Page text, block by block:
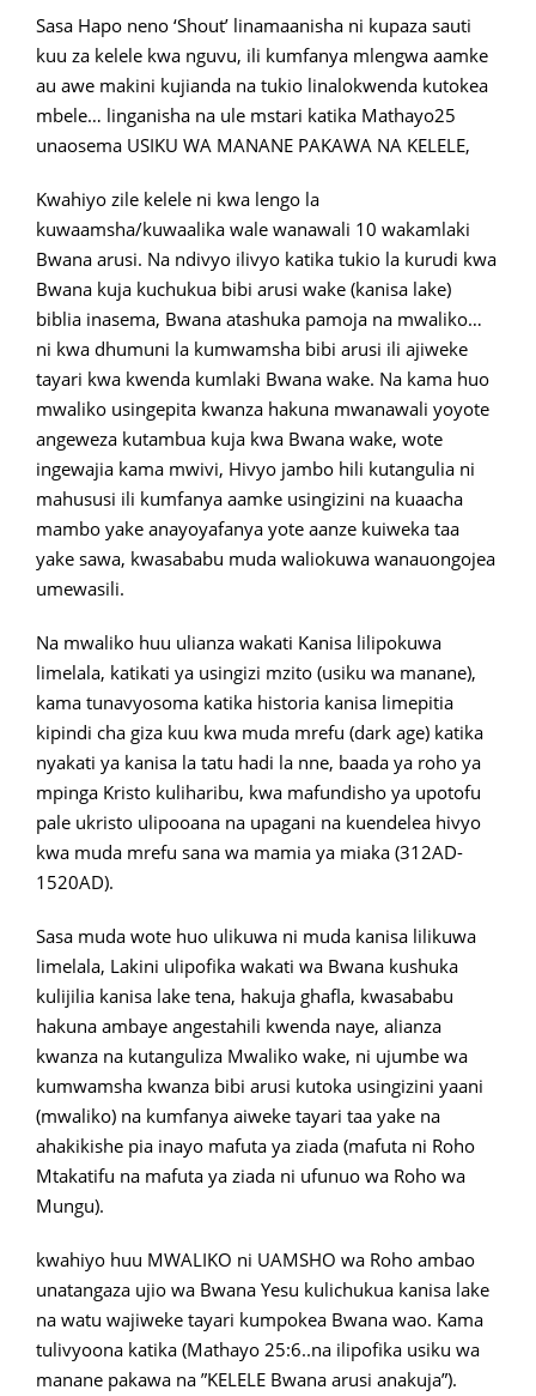
Sasa Hapo neno ‘Shout’ linamaanisha ni kupaza sauti
kuu za kelele kwa nguvu, ili kumfanya mlengwa aamke
au awe makini kujianda na tukio linalokwenda kutokea
mbele… linganisha na ule mstari katika Mathayo25
unaosema USIKU WA MANANE PAKAWA NA KELELE,
Kwahiyo zile kelele ni kwa lengo la
kuwaamsha/kuwaalika wale wanawali 10 wakamlaki
Bwana arusi. Na ndivyo ilivyo katika tukio la kurudi kwa
Bwana kuja kuchukua bibi arusi wake (kanisa lake)
biblia inasema, Bwana atashuka pamoja na mwaliko…
ni kwa dhumuni la kumwamsha bibi arusi ili ajiweke
tayari kwa kwenda kumlaki Bwana wake. Na kama huo
mwaliko usingepita kwanza hakuna mwanawali yoyote
angeweza kutambua kuja kwa Bwana wake, wote
ingewajia kama mwivi, Hivyo jambo hili kutangulia ni
mahususi ili kumfanya aamke usingizini na kuaacha
mambo yake anayoyafanya yote aanze kuiweka taa
yake sawa, kwasababu muda waliokuwa wanauongojea
umewasili.
Na mwaliko huu ulianza wakati Kanisa lilipokuwa
limelala, katikati ya usingizi mzito (usiku wa manane),
kama tunavyosoma katika historia kanisa limepitia
kipindi cha giza kuu kwa muda mrefu (dark age) katika
nyakati ya kanisa la tatu hadi la nne, baada ya roho ya
mpinga Kristo kuliharibu, kwa mafundisho ya upotofu
pale ukristo ulipooana na upagani na kuendelea hivyo
kwa muda mrefu sana wa mamia ya miaka (312AD-
1520AD).
Sasa muda wote huo ulikuwa ni muda kanisa lilikuwa
limelala, Lakini ulipofika wakati wa Bwana kushuka
kulijilia kanisa lake tena, hakuja ghafla, kwasababu
hakuna ambaye angestahili kwenda naye, alianza
kwanza na kutanguliza Mwaliko wake, ni ujumbe wa
kumwamsha kwanza bibi arusi kutoka usingizini yaani
(mwaliko) na kumfanya aiweke tayari taa yake na
ahakikishe pia inayo mafuta ya ziada (mafuta ni Roho
Mtakatifu na mafuta ya ziada ni ufunuo wa Roho wa
Mungu).
kwahiyo huu MWALIKO ni UAMSHO wa Roho ambao
unatangaza ujio wa Bwana Yesu kulichukua kanisa lake
na watu wajiweke tayari kumpokea Bwana wao. Kama
tulivyoona katika (Mathayo 25:6..na ilipofika usiku wa
manane pakawa na ”KELELE Bwana arusi anakuja”).